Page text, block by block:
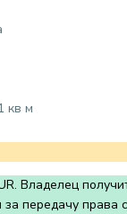
кв м
Владелец
передачу права